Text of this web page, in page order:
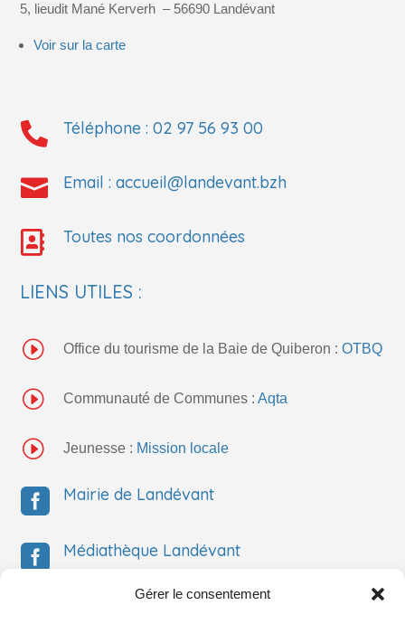
Gérer le consentement
5, lieudit Mané Kerverh – 56690 Landévant
Voir sur la carte
 Téléphone : 02 97 56 93 00
 Email : accueil@landevant.bzh
 Toutes nos coordonnées
LIENS UTILES :
I Office du tourisme de la Baie de Quiberon : OTBQ
I Communauté de Communes : Aqta
I Jeunesse : Mission locale
 Mairie de Landévant
 Médiathèque Landévant